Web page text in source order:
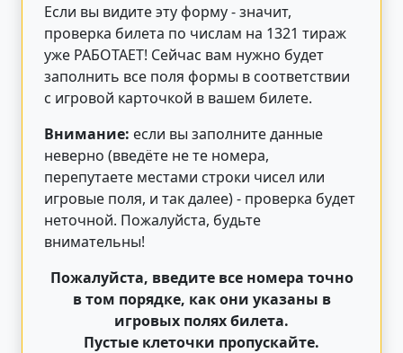
Если вы видите эту форму - значит,
проверка билета по числам на 1321 тираж
уже РАБОТАЕТ! Сейчас вам нужно будет
заполнить все поля формы в соответствии
с игровой карточкой в вашем билете.
Внимание: если вы заполните данные
неверно (введёте не те номера,
перепутаете местами строки чисел или
игровые поля, и так далее) - проверка будет
неточной. Пожалуйста, будьте
внимательны!
Пожалуйста, введите все номера точно
в том порядке, как они указаны в
игровых полях билета.
Пустые клеточки пропускайте.